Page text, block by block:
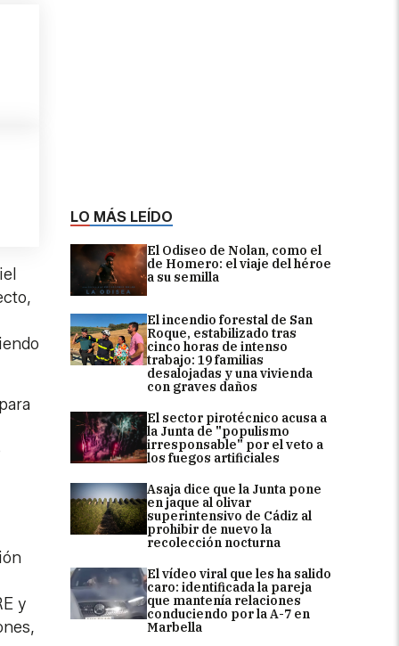
LO MÁS LEÍDO
El Odiseo de Nolan, como el
de Homero: el viaje del héroe
a su semilla
El incendio forestal de San
Roque, estabilizado tras
cinco horas de intenso
trabajo: 19 familias
desalojadas y una vivienda
con graves daños
El sector pirotécnico acusa a
la Junta de "populismo
irresponsable" por el veto a
los fuegos artificiales
Asaja dice que la Junta pone
en jaque al olivar
superintensivo de Cádiz al
prohibir de nuevo la
recolección nocturna
El vídeo viral que les ha salido
caro: identificada la pareja
que mantenía relaciones
conduciendo por la A-7 en
Marbella
y